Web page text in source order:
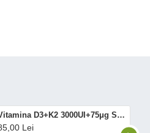
Vitamina D3+K2 3000UI+75μg Spray Oral (12 ml), BetterYou
Lei